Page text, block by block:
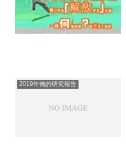
2019年俺的研究報告